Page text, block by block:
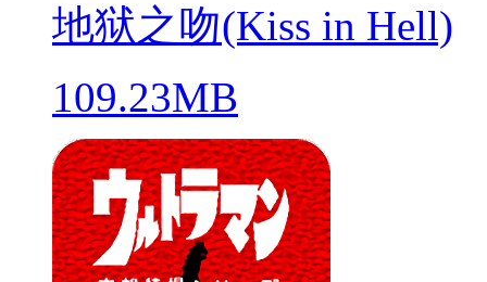
地狱之吻(Kiss in Hell)
109.23MB